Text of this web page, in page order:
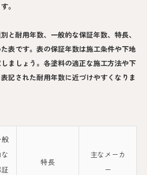
。
と耐用年数、一般的な保証年数、特長、
表です。表の保証年数は施工条件や下地
ましょう。各塗料の適正な施工方法や下
記された耐用年数に近づけやすくなりま
般
特長
主なメーカ
ー